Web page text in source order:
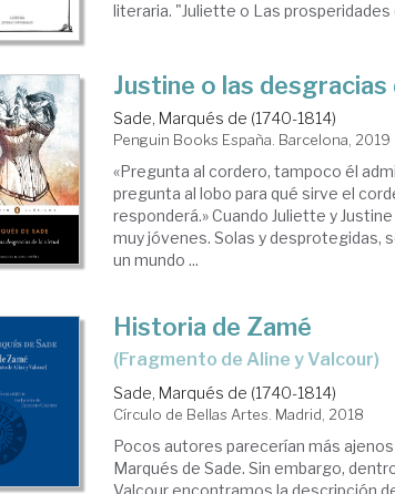
literaria. "Juliette o Las prosperidades
Justine o las desgracias
Sade, Marqués de (1740-1814)
Penguin Books España. Barcelona, 2019
«Pregunta al cordero, tampoco él
pregunta al lobo para qué sirve el
responderá.» Cuando Juliette y
muy jóvenes. Solas y desprotegidas,
un mundo ...
Historia de Zamé
(fragmento de Aline y Valcour)
Sade, Marqués de (1740-1814)
Círculo de Bellas Artes. Madrid, 2018
Pocos autores parecerían más
Marqués de Sade. Sin embargo,
Valcour encontramos la descripción